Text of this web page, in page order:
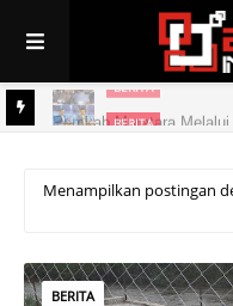
Pemkab Muratara Melalui
Menampilkan postingan
BERITA